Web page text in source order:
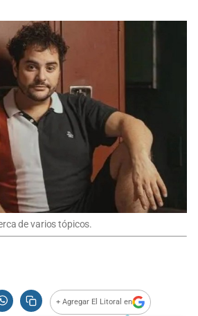
de varios tópicos.
+ Agregar El Litoral en